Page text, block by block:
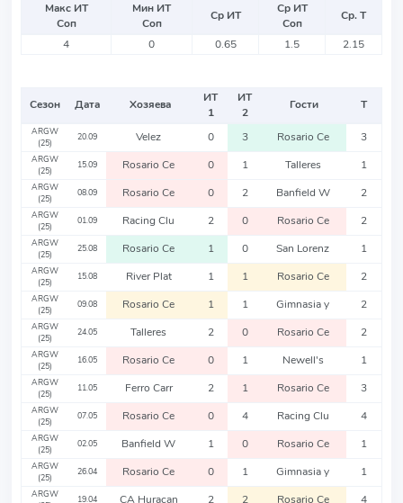
Макс ИТ
Соп
Мин ИТ
Соп
Ср ИТ
Ср ИТ
Соп
Ср. Т
4
0 0.65 1.5 2.15
Сезон Дата Хозяева
ИТ
1
ИТ
2
Гости Т
ARGW
(25)
20.09 Velez 0 3 Rosario Ce 3
ARGW
(25)
15.09 Rosario Ce 0 1 Talleres 1
ARGW
(25)
08.09 Rosario Ce 0 2 Banfield W 2
ARGW
(25)
01.09 Racing Clu 2 0 Rosario Ce 2
ARGW
(25)
25.08 Rosario Ce 1 0 San Lorenz 1
ARGW
(25)
15.08 River Plat 1 1 Rosario Ce 2
ARGW
(25)
09.08 Rosario Ce 1 1 Gimnasia y 2
ARGW
(25)
24.05 Talleres 2 0 Rosario Ce 2
ARGW
(25)
16.05 Rosario Ce 0 1 Newell's 1
ARGW
(25)
11.05 Ferro Carr 2 1 Rosario Ce 3
ARGW
(25)
07.05 Rosario Ce 0 4 Racing Clu 4
ARGW
(25)
02.05 Banfield W 1 0 Rosario Ce 1
ARGW
(25)
26.04 Rosario Ce 0 1 Gimnasia y 1
ARGW
19.04 CA Huracan 2 2 Rosario Ce 4